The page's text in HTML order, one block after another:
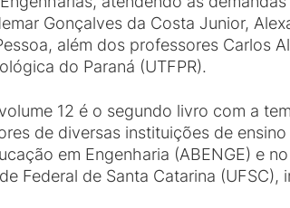
Gonçalves da Costa Junior,
além dos professores Carlos
do Paraná (UTFPR).
12 é o segundo livro com a
de diversas instituições de
em Engenharia (ABENGE) e
Federal de Santa Catarina